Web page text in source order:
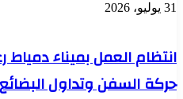
31 يوليو، 2026
انتظام العمل بميناء دمياط
حركة السفن وتداول